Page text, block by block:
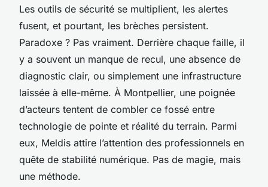
Les outils de sécurité se multiplient, les alertes
fusent, et pourtant, les brèches persistent.
Paradoxe ? Pas vraiment. Derrière chaque faille, il
y a souvent un manque de recul, une absence de
diagnostic clair, ou simplement une infrastructure
laissée à elle-même. À Montpellier, une poignée
d’acteurs tentent de combler ce fossé entre
technologie de pointe et réalité du terrain. Parmi
eux, Meldis attire l’attention des professionnels en
quête de stabilité numérique. Pas de magie, mais
une méthode.